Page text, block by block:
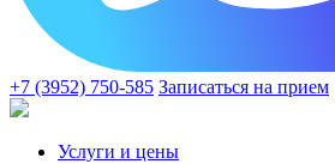
+7 (3952) 750-585 Записаться на прием
Услуги и цены